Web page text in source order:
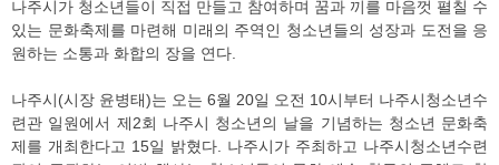
나주시가 청소년들이 직접 만들고 참여하며 꿈과 끼를 마음껏 펼칠 수
있는 문화축제를 마련해 미래의 주역인 청소년들의 성장과 도전을 응
원하는 소통과 화합의 장을 연다.
나주시(시장 윤병태)는 오는 6월 20일 오전 10시부터 나주시청소년수
련관 일원에서 제2회 나주시 청소년의 날을 기념하는 청소년 문화축
제를 개최한다고 15일 밝혔다. 나주시가 주최하고 나주시청소년수련